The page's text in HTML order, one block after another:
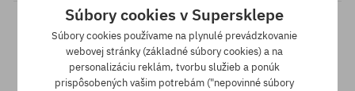
Súbory cookies v Supersklepe
Súbory cookies používame na plynulé prevádzkovanie
webovej stránky (základné súbory cookies) a na
personalizáciu reklám, tvorbu služieb a ponúk
prispôsobených vašim potrebám ("nepovinné súbory